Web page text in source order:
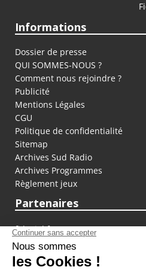
Informations
Dossier de presse
QUI SOMMES-NOUS ?
Comment nous rejoindre ?
Publicité
Mentions Légales
CGU
Politique de confidentialité
Sitemap
Archives Sud Radio
Archives Programmes
Règlement jeux
Partenaires
fiducial.fr
lyoncapitale.fr
olympique-et-lyonnais.com